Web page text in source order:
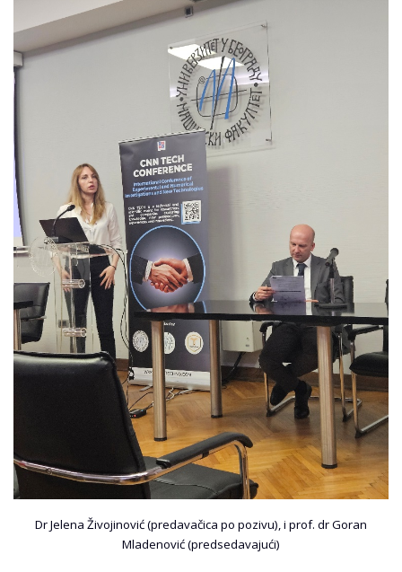
Dr Jelena Živojinović (predavačica po pozivu), i prof. dr Goran
Mladenović (predsedavajući)